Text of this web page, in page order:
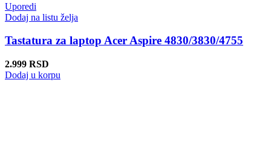
Uporedi
Dodaj na listu želja
Tastatura za laptop Acer Aspire 4830/3830/4755
2.999 RSD
Dodaj u korpu